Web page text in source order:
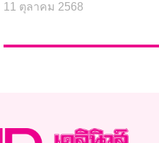
11 ตุลาคม 2568